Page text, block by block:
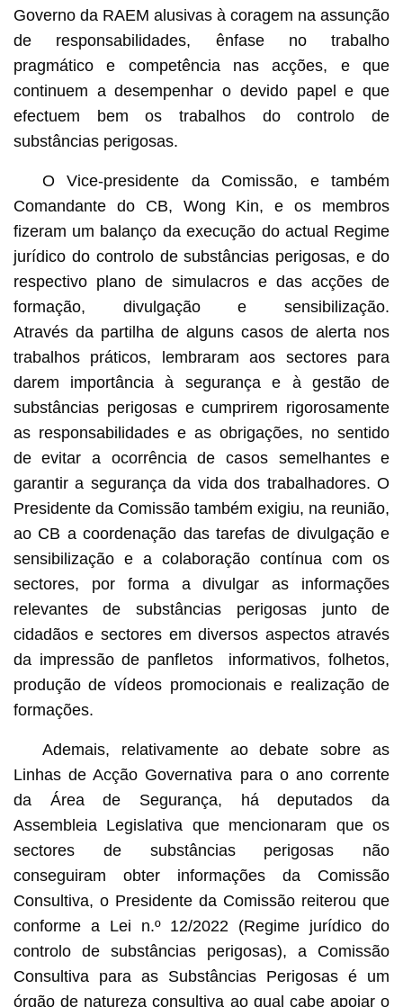
Governo da RAEM alusivas à coragem na assunção
de responsabilidades, ênfase no trabalho
pragmático e competência nas acções, e que
continuem a desempenhar o devido papel e que
efectuem bem os trabalhos do controlo de
substâncias perigosas.
O Vice-presidente da Comissão, e também
Comandante do CB, Wong Kin, e os membros
fizeram um balanço da execução do actual Regime
jurídico do controlo de substâncias perigosas, e do
respectivo plano de simulacros e das acções de
formação, divulgação e sensibilização.
Através da partilha de alguns casos de alerta nos
trabalhos práticos, lembraram aos sectores para
darem importância à segurança e à gestão de
substâncias perigosas e cumprirem rigorosamente
as responsabilidades e as obrigações, no sentido
de evitar a ocorrência de casos semelhantes e
garantir a segurança da vida dos trabalhadores. O
Presidente da Comissão também exigiu, na reunião,
ao CB a coordenação das tarefas de divulgação e
sensibilização e a colaboração contínua com os
sectores, por forma a divulgar as informações
relevantes de substâncias perigosas junto de
cidadãos e sectores em diversos aspectos através
da impressão de panfletos informativos, folhetos,
produção de vídeos promocionais e realização de
formações.
Ademais, relativamente ao debate sobre as
Linhas de Acção Governativa para o ano corrente
da Área de Segurança, há deputados da
Assembleia Legislativa que mencionaram que os
sectores de substâncias perigosas não
conseguiram obter informações da Comissão
Consultiva, o Presidente da Comissão reiterou que
conforme a Lei n.º 12/2022 (Regime jurídico do
controlo de substâncias perigosas), a Comissão
Consultiva para as Substâncias Perigosas é um
órgão de natureza consultiva ao qual cabe apoiar o